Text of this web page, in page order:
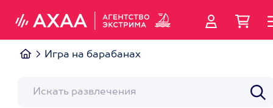
Игра на барабанах